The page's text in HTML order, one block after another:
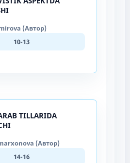
(Автор)
10-13
TILLARIDA
(Автор)
14-16